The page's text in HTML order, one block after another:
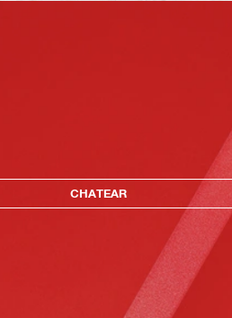
CHATEAR